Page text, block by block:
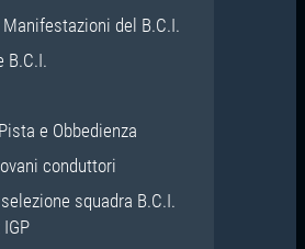
del B.C.I.
B.C.I.
e Obbedienza
conduttori
squadra B.C.I.